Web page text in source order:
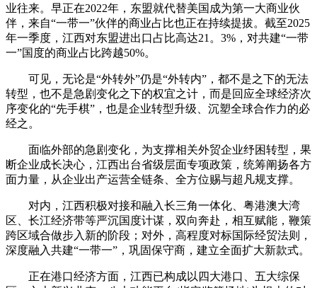
业往来。早正在2022年，东盟就代替美国成为第一大商业伙
伴，来自“一带一”伙伴的商业占比也正在持续提拔。截至2025
年一季度，江西对东盟进出口占比高达21。3%，对共建“一带
一”国度的商业占比跨越50%。
可见，无论是“外转外”仍是“外转内”，都不是之下的无法
转型，也不是急剧变化之下的权宜之计，而是回应全球经济次
序变化的“先手棋”，也是企业转型升级、沉塑全球合作力的必
经之。
面临外部的急剧变化，为支撑相关外贸企业纾困转型，果
断企业成长决心，江西出台省级层面专项政策，统筹阐扬各方
面力量，从企业出产运营全链条、全方位赐与超凡规支撑。
对内，江西积极对接和融入长三角一体化、粤港澳大湾
区、长江经济带等严沉国度计谋，双向奔赴，相互赋能，鞭策
跨区域合做步入新的阶段；对外，高程度对标国际经贸法则，
深度融入共建“一带一”，巩固保守商，建立全面扩大新款式。
正在港口经济方面，江西已构成以四大港口、五大综保